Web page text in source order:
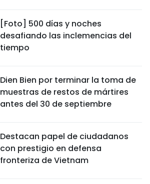
[Foto] 500 días y noches
desafiando las inclemencias del
tiempo
Dien Bien por terminar la toma de
muestras de restos de mártires
antes del 30 de septiembre
Destacan papel de ciudadanos
con prestigio en defensa
fronteriza de Vietnam